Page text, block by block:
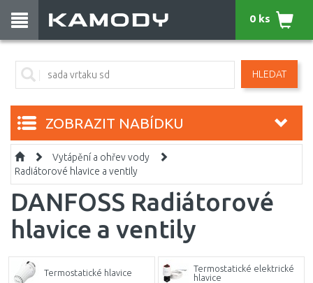
HLEDAT
0 ks
ZOBRAZIT NABÍDKU
Vytápění a ohřev vody
Radiátorové hlavice a ventily
DANFOSS Radiátorové
hlavice a ventily
Termostatické hlavice
Termostatické elektrické
hlavice